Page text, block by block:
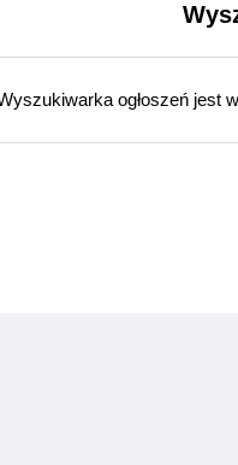
ogłoszeń jest